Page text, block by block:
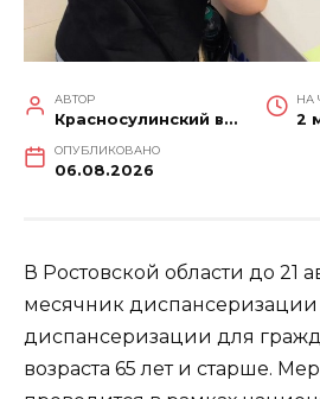
АВТОР
Красносулинский вестник
НА
2
ОПУБЛИКОВАНО
06.08.2026
В Ростовской области до 21
месячник диспансеризации
диспансеризации для
возраста 65 лет и старше.